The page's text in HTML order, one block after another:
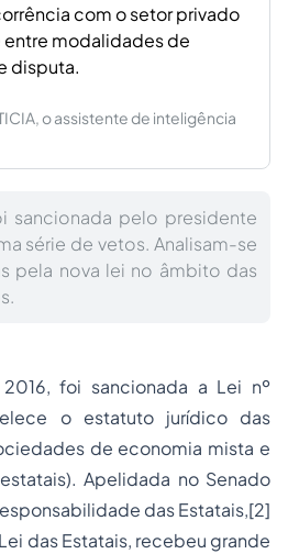
com o setor privado
modalidades de
disputa.
o assistente de inteligência
sancionada pelo presidente
série de vetos. Analisam-se
pela nova lei no âmbito das
foi sancionada a Lei nº
o estatuto jurídico das
de economia mista e
Apelidada no Senado
das Estatais,[2]
das Estatais, recebeu grande